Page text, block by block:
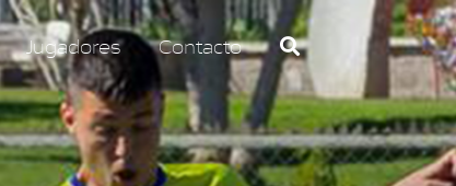
Jugadores Contacto